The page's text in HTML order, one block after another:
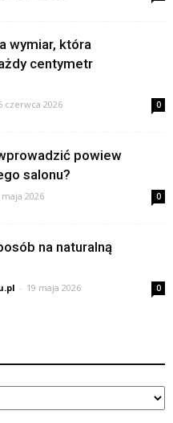
wymiar, która
centymetr
czerwca 2026 0
powiew
salonu?
maja 2026 0
na naturalną
- 19 maja 2026 0